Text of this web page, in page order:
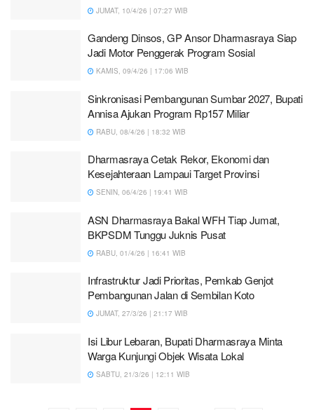
JUMAT, 10/4/26 | 07:27 WIB
Gandeng Dinsos, GP Ansor Dharmasraya Siap
Jadi Motor Penggerak Program Sosial
KAMIS, 09/4/26 | 17:06 WIB
Sinkronisasi Pembangunan Sumbar 2027, Bupati
Annisa Ajukan Program Rp157 Miliar
RABU, 08/4/26 | 18:32 WIB
Dharmasraya Cetak Rekor, Ekonomi dan
Kesejahteraan Lampaui Target Provinsi
SENIN, 06/4/26 | 19:41 WIB
ASN Dharmasraya Bakal WFH Tiap Jumat,
BKPSDM Tunggu Juknis Pusat
RABU, 01/4/26 | 16:41 WIB
Infrastruktur Jadi Prioritas, Pemkab Genjot
Pembangunan Jalan di Sembilan Koto
JUMAT, 27/3/26 | 21:17 WIB
Isi Libur Lebaran, Bupati Dharmasraya Minta
Warga Kunjungi Objek Wisata Lokal
SABTU, 21/3/26 | 12:11 WIB